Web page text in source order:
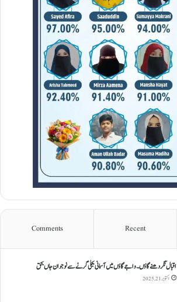
Recent
Comments
اقبال نگر دھنےگاؤں۔ واجےگاؤں میں آسمانی بجلی گرنے سے نوجوان جاں بحق
اکتوبر 21, 2025